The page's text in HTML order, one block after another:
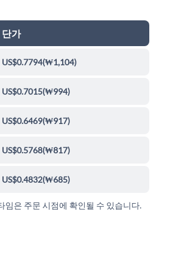
단가
US$0.7794(₩1,104)
US$0.7015(₩994)
US$0.6469(₩917)
US$0.5768(₩817)
US$0.4832(₩685)
임은 주문 시점에 확인될 수 있습니다.